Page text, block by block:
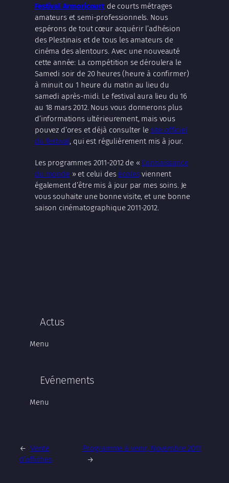
Festival Armoricourtde courts métrages
amateurs et semi-professionnels. Nous
espérons de tout cœur acquérir l’adhésion
des Plestinais et de tous les amateurs de
cinéma des alentours. Avec une nouveauté
cette année: La compétition se déroulera le
Samedi soir de 20 heures (heure à confirmer)
à minuit ou 1 heure du matin au lieu du
samedi après-midi. Le festival aura lieu du 16
au 18 mars 2012. Nous vous donnerons plus
d’informations ultérieurement, mais vous
pouvez d’ores et déjà consulter le site officiel
du festival, qui est régulièrement mis à jour.
Les programmes 2011-2012 de « Connaissance
du monde» et celui des écolesviennent
également d’être mis à jour par mes soins. Je
vous souhaite une bonne visite, et une bonne
saison cinématographique 2011-2012.
Actus
Menu
Evénements
Menu
← Vente
d’affiches
Programme à venir, Novembre 2011
→